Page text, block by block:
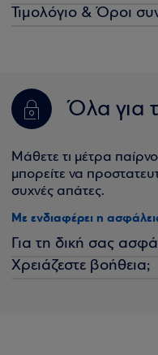
Τιμολόγιο & Όροι
Όλα για
Μάθετε τι μέτρα
μπορείτε να
συχνές απάτες.
Με ενδιαφέρει η
Για τη δική σας
Χρειάζεστε βοήθεια;